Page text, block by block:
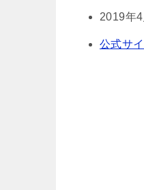
2019年
公式サ